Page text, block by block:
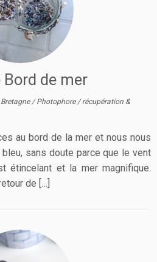
de mer
Bretagne /Photophore /récupération &
au bord de la mer et nous nous
sans doute parce que le vent
étincelant et la mer magnifique.
de […]